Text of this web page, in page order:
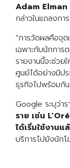
Adam Elman
กล่าวในแถลงกา
“การวัดผลคือจุ
เฉพาะกับนักกา
รายงานนี้จะช่วย
ศูนย์ได้อย่างมีป
ธุรกิจไปพร้อมกั
Google ระบุว่าร
ราย เช่น
ได้เริ่มใช้งานแ
บริการไปยังนัก